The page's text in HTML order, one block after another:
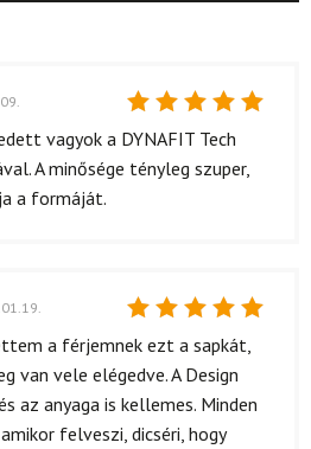
Értékelés:
vagyok a DYNAFIT Tech
A minősége tényleg szuper,
a formáját.
Értékelés:
a férjemnek ezt a sapkát,
van vele elégedve. A Design
az anyaga is kellemes. Minden
felveszi, dicséri, hogy